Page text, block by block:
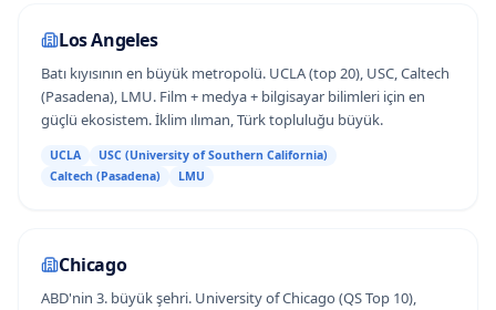
Los Angeles
Batı kıyısının en büyük metropolü. UCLA (top 20), USC, Caltech
(Pasadena), LMU. Film + medya + bilgisayar bilimleri için en
güçlü ekosistem. İklim ılıman, Türk topluluğu büyük.
UCLA
USC (University of Southern California)
Caltech (Pasadena)
LMU
Chicago
ABD'nin 3. büyük şehri. University of Chicago (QS Top 10),